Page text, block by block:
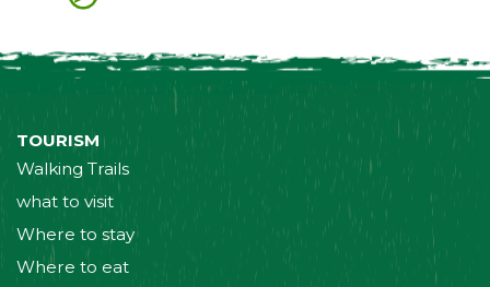
TOURISM
Walking Trails
what to visit
Where to stay
Where to eat